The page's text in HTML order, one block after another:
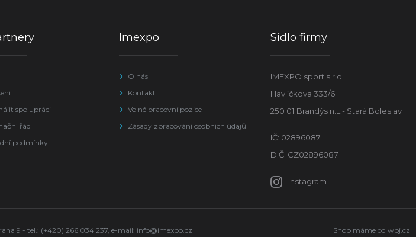
spolupráci
řád
podmínky
Imexpo
O nás
Kontakt
Volné pracovní pozice
Zásady zpracování osobních údajů
Sídlo firmy
IMEXPO sport s.r.o.
Havlíčkova 333/6
250 01 Brandýs n.L - Stará Boleslav
IČ: 02896087
DIČ: CZ02896087
Instagram
9 - tel.: (+420) 266 034 237, e-mail: info@imexpo.cz Shop máme od wpj.cz